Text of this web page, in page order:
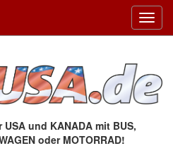
und KANADA mit BUS,
oder MOTORRAD!